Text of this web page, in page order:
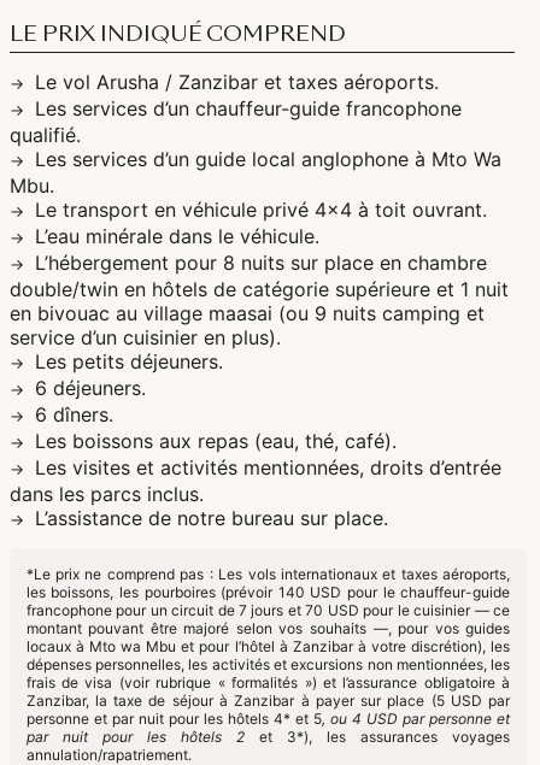
LE PRIX INDIQUÉ COMPREND
Le vol Arusha / Zanzibar et taxes aéroports.
Les services d’un chauffeur-guide francophone
qualifié.
Les services d’un guide local anglophone à Mto Wa
Mbu.
Le transport en véhicule privé 4×4 à toit ouvrant.
L’eau minérale dans le véhicule.
L’hébergement pour 8 nuits sur place en chambre
double/twin en hôtels de catégorie supérieure et 1 nuit
en bivouac au village maasai (ou 9 nuits camping et
service d’un cuisinier en plus).
Les petits déjeuners.
6 déjeuners.
6 dîners.
Les boissons aux repas (eau, thé, café).
Les visites et activités mentionnées, droits d’entrée
dans les parcs inclus.
L’assistance de notre bureau sur place.
*Le prix ne comprend pas : Les vols internationaux et taxes aéroports,
les boissons, les pourboires (prévoir 140 USD pour le chauffeur-guide
francophone pour un circuit de 7 jours et 70 USD pour le cuisinier — ce
montant pouvant être majoré selon vos souhaits —, pour vos guides
locaux à Mto wa Mbu et pour l’hôtel à Zanzibar à votre discrétion), les
dépenses personnelles, les activités et excursions non mentionnées, les
frais de visa (voir rubrique « formalités ») et l’assurance obligatoire à
Zanzibar, la taxe de séjour à Zanzibar à payer sur place (5 USD par
personne et par nuit pour les hôtels 4* et 5, ou 4 USD par personne et
par nuit pour les hôtels 2et 3*), les assurances voyages
annulation/rapatriement.